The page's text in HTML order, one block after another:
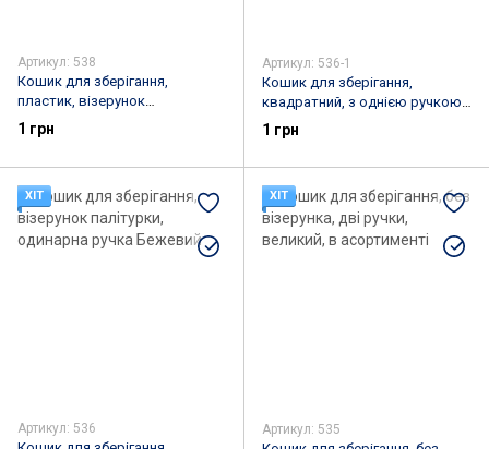
Артикул: 538
Кошик для зберігання,
пластик, візерунок
трикутники, дві бічні ручки, в
асортименті
1 грн
Артикул: 536-1
Кошик для зберігання,
квадратний, з однією ручкою,
Жовтий
1 грн
ХІТ
Артикул: 536
ХІТ
Артикул: 535